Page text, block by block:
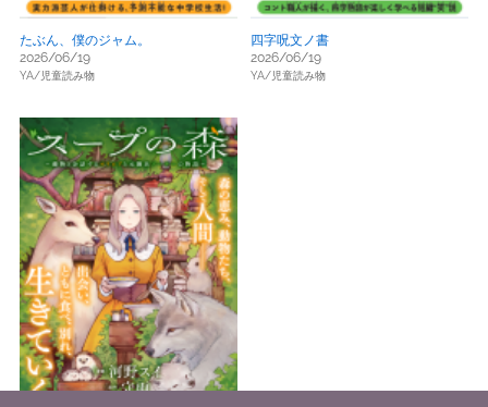
たぶん、僕のジャム。
2026/06/19
YA/児童読み物
四字呪文ノ書
2026/06/19
YA/児童読み物